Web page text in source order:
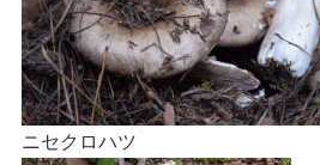
ニセクロハツ